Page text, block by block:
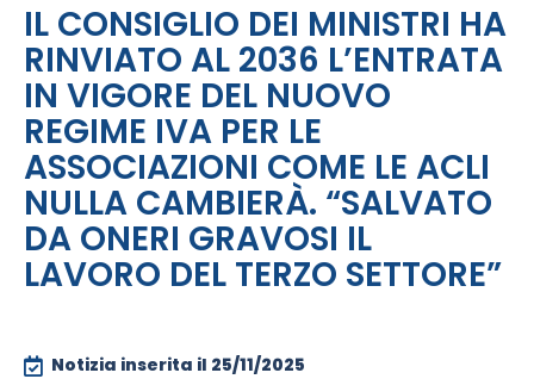
IL CONSIGLIO DEI MINISTRI HA
RINVIATO AL 2036 L’ENTRATA
IN VIGORE DEL NUOVO
REGIME IVA PER LE
ASSOCIAZIONI COME LE ACLI
NULLA CAMBIERÀ. “SALVATO
DA ONERI GRAVOSI IL
LAVORO DEL TERZO SETTORE”
Notizia inserita il 25/11/2025